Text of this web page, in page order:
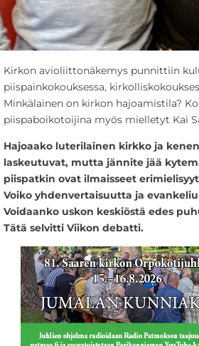
Kirkon avioliittonäkemys punnittiin
piispainkokouksessa,
Minkälainen on kirkon hajoamistila?
piispaboikotoijina myös mielletyt Kai
Hajoaako luterilainen kirkko ja
laskeutuvat, mutta jännite jää
piispatkin ovat ilmaisseet
Voiko yhdenvertaisuutta ja
Voidaanko uskon keskiöstä edes
Tätä selvitti Viikon debatti.